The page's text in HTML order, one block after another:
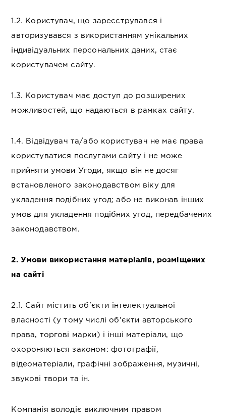
1.2. Користувач, що зареєструвався і
авторизувався з використанням унікальних
індивідуальних персональних даних, стає
користувачем сайту.
1.3. Користувач має доступ до розширених
можливостей, що надаються в рамках сайту.
1.4. Відвідувач та/або користувач не має права
користуватися послугами сайту і не може
прийняти умови Угоди, якщо він не досяг
встановленого законодавством віку для
укладення подібних угод; або не виконав інших
умов для укладення подібних угод, передбачених
законодавством.
2. Умови використання матеріалів, розміщених
на сайті
2.1. Сайт містить об'єкти інтелектуальної
власності (у тому числі об'єкти авторського
права, торгові марки) і інші матеріали, що
охороняються законом: фотографії,
відеоматеріали, графічні зображення, музичні,
звукові твори та ін.
Компанія володіє виключним правом